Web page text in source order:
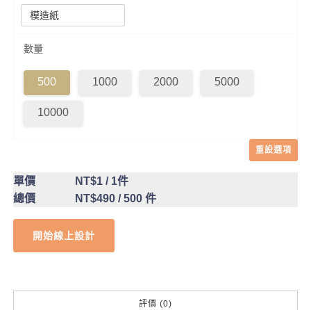
數量
500 1000 2000 5000
10000
重設選項
單價 NT$1/ 1件
總價
NT$490/ 500 件
開始線上設計
評價 (0)